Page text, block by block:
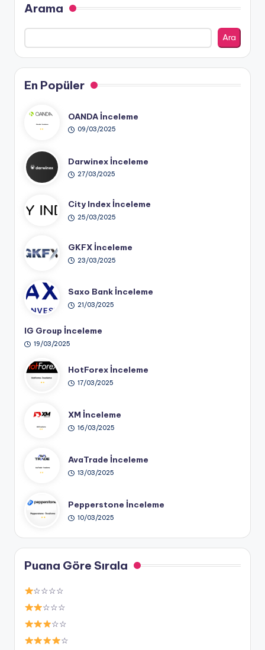
Arama
Ara
En Popüler
OANDA İnceleme
09/03/2025
Darwinex İnceleme
27/03/2025
City Index İnceleme
25/03/2025
GKFX İnceleme
23/03/2025
Saxo Bank İnceleme
21/03/2025
IG Group İnceleme
19/03/2025
HotForex İnceleme
17/03/2025
XM İnceleme
16/03/2025
AvaTrade İnceleme
13/03/2025
Pepperstone İnceleme
10/03/2025
Puana Göre Sırala
☆☆☆☆
☆☆☆
☆☆
☆